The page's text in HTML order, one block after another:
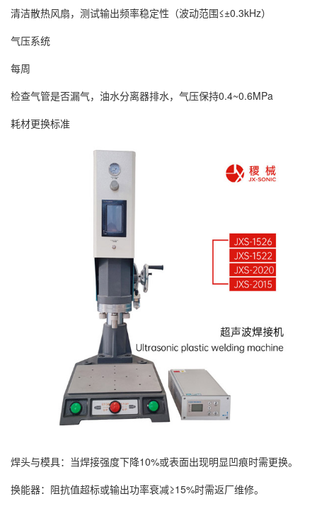
清洁散热风扇，测试输出频率稳定性（波动范围≤±0.3kHz）
气压系统
每周
检查气管是否漏气，油水分离器排水，气压保持0.4~0.6MPa
耗材更换标准
焊头与模具：当焊接强度下降10%或表面出现明显凹痕时需更换。
换能器：阻抗值超标或输出功率衰减≥15%时需返厂维修。